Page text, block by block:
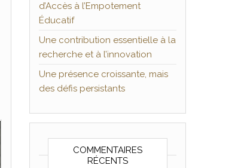
d’Accès à l’Empotement
Éducatif
Une contribution essentielle à la
recherche et à l’innovation
Une présence croissante, mais
des défis persistants
COMMENTAIRES
RÉCENTS